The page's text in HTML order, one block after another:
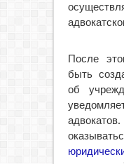
После
быть
об